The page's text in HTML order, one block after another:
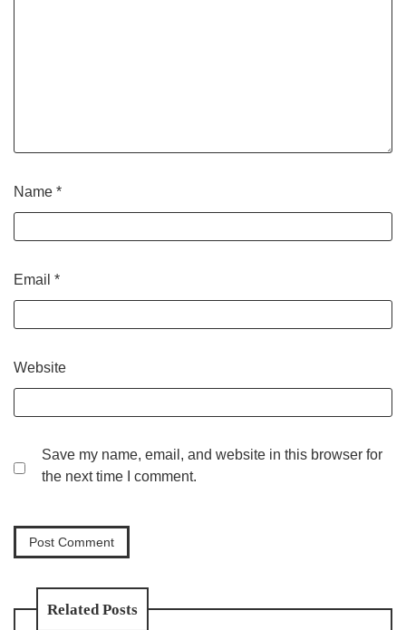
Name *
Email *
Website
Save my name, email, and website in this browser for
the next time I comment.
Related Posts